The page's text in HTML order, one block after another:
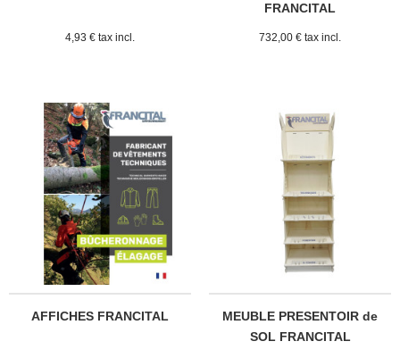
4,93 € tax incl.
FRANCITAL
732,00 € tax incl.
AFFICHES FRANCITAL
MEUBLE PRESENTOIR de
SOL FRANCITAL